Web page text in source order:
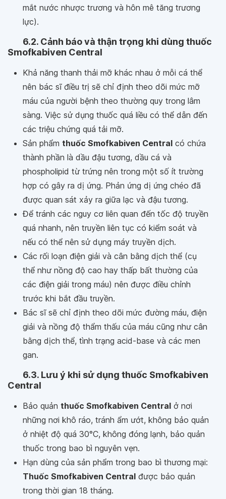
mắt nước nhược trương và hôn mê tăng trương
lực).
6.2. Cảnh báo và thận trọng khi dùng thuốc
Smofkabiven Central
Khả năng thanh thải mỡ khác nhau ở mỗi cá thể
nên bác sĩ điều trị sẽ chỉ định theo dõi mức mỡ
máu của người bệnh theo thường quy trong lâm
sàng. Việc sử dụng thuốc quá liều có thể dẫn đến
các triệu chứng quá tải mỡ.
Sản phẩm thuốc Smofkabiven Central có chứa
thành phần là dầu đậu tương, dầu cá và
phospholipid từ trứng nên trong một số ít trường
hợp có gây ra dị ứng. Phản ứng dị ứng chéo đã
được quan sát xảy ra giữa lạc và đậu tương.
Để tránh các nguy cơ liên quan đến tốc độ truyền
quá nhanh, nên truyền liên tục có kiểm soát và
nếu có thể nên sử dụng máy truyền dịch.
Các rối loạn điện giải và cân bằng dịch thể (cụ
thể như nồng độ cao hay thấp bất thường của
các điện giải trong máu) nên được điều chỉnh
trước khi bắt đầu truyền.
Bác sĩ sẽ chỉ định theo dõi mức đường máu, điện
giải và nồng độ thẩm thấu của máu cũng như cân
bằng dịch thể, tình trạng acid-base và các men
gan.
6.3. Lưu ý khi sử dụng thuốc Smofkabiven
Central
Bảo quản thuốc Smofkabiven Central ở nơi
những nơi khô ráo, tránh ẩm ướt, không bảo quản
ở nhiệt độ quá 30°C, không đóng lạnh, bảo quản
thuốc trong bao bì nguyên vẹn.
Hạn dùng của sản phẩm trong bao bì thương mại:
Thuốc Smofkabiven Central được bảo quản
trong thời gian 18 tháng.